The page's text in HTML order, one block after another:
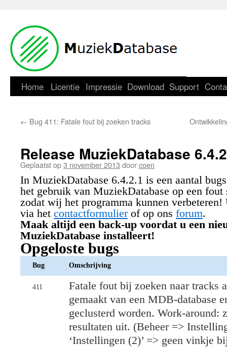
Home Licentie Impressie Download Support
← Bug 411: Fatale fout bij zoeken tracks
Release MuziekDatabase
Geplaatst op3 november 2013 doorcoen
In MuziekDatabase 6.4.2.1 is een aantal
het gebruik van MuziekDatabase op een
zodat wij het programma kunnen
via het contactformulierof op ons forum.
Maak altijd een back-up voordat u een
MuziekDatabase installeert!
Opgeloste bugs
Bug Omschrijving
411
Fatale fout bij zoeken naar tracks
gemaakt van een MDB-database
geclusterd worden. Work-around:
resultaten uit. (Beheer =>
‘Instellingen (2)’ => geen vinkje